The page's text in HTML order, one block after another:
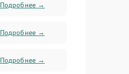
Подробнее →
Подробнее →
Подробнее →